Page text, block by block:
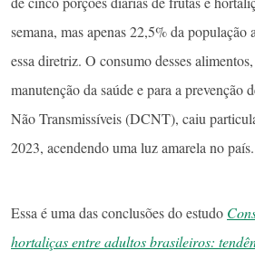
semana, mas apenas 22,5% da população
essa diretriz. O consumo desses
manutenção da saúde e para a prevenção
Não Transmissíveis (DCNT), caiu
2023, acendendo uma luz amarela no país.
Essa é uma das conclusões do estudo
hortaliças entre adultos brasileiros: